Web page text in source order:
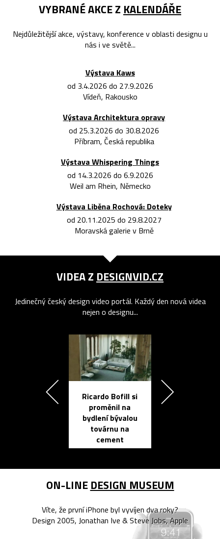
VYBRANÉ AKCE Z KALENDÁŘE
Nejdůležitější akce, výstavy, konference v oblasti designu u
nás i ve světě...
Výstava Kaws
od 3.4.2026 do 27.9.2026
Vídeň, Rakousko
Výstava Architektura opravy
od 25.3.2026 do 30.8.2026
Příbram, Česká republika
Výstava Whispering Things
od 14.3.2026 do 6.9.2026
Weil am Rhein, Německo
Výstava Liběna Rochová: Doteky
od 20.11.2025 do 29.8.2027
Moravská galerie v Brně
VIDEA Z DESIGNVID.CZ
Jedinečný český design video portál. Každý den nová videa
nejen o designu...
Ricardo Bofill si
proměnil na
bydlení bývalou
továrnu na
cement
ON-LINE DESIGN MUSEUM
Víte, že první iPhone byl vyvíjen dva roky?
Design 2005, Jonathan Ive & Steve Jobs, Apple